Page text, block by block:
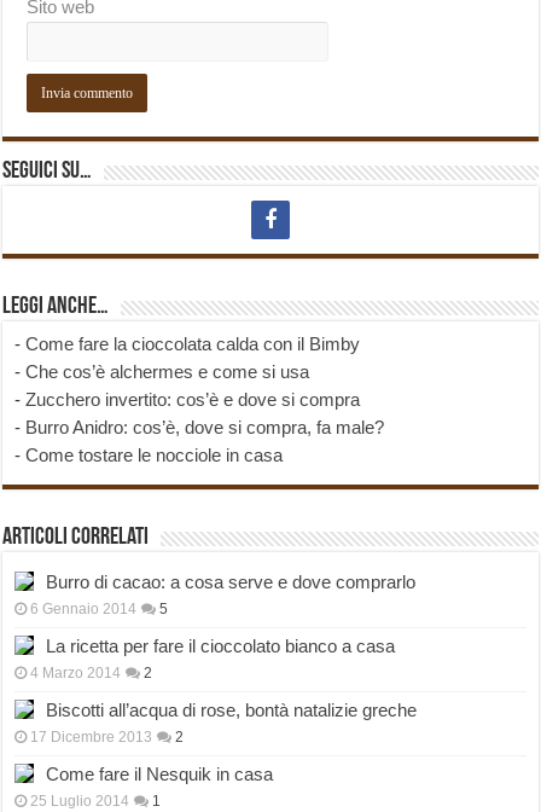
Sito web
Seguici su…
Leggi anche…
-Come fare la cioccolata calda con il Bimby
-Che cos’è alchermes e come si usa
-Zucchero invertito: cos’è e dove si compra
- Burro Anidro: cos’è, dove si compra, fa male?
-Come tostare le nocciole in casa
Articoli correlati
Burro di cacao: a cosa serve e dove comprarlo
6 Gennaio 2014 5
La ricetta per fare il cioccolato bianco a casa
4 Marzo 2014 2
Biscotti all’acqua di rose, bontà natalizie greche
17 Dicembre 2013 2
Come fare il Nesquik in casa
25 Luglio 2014 1